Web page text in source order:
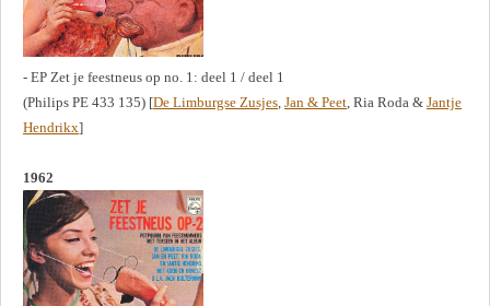
- EP Zet je feestneus op no. 1: deel 1 / deel 1
(Philips PE 433 135) [De Limburgse Zusjes, Jan & Peet, Ria Roda & Jantje
Hendrikx]
1962